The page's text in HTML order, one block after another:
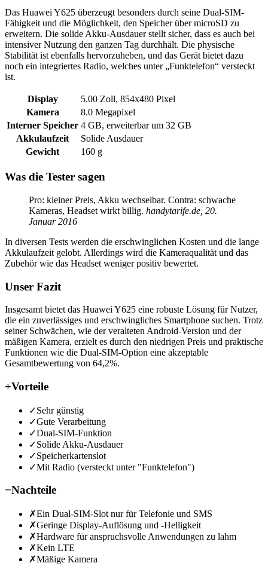
Das Huawei Y625 überzeugt besonders durch seine Dual-SIM-
Fähigkeit und die Möglichkeit, den Speicher über microSD zu
erweitern. Die solide Akku-Ausdauer stellt sicher, dass es auch bei
intensiver Nutzung den ganzen Tag durchhält. Die physische
Stabilität ist ebenfalls hervorzuheben, und das Gerät bietet dazu
noch ein integriertes Radio, welches unter „Funktelefon“ versteckt
ist.
Display
5.00 Zoll, 854x480 Pixel
Kamera
8.0 Megapixel
Interner Speicher 4 GB, erweiterbar um 32 GB
Akkulaufzeit
Solide Ausdauer
Gewicht
160 g
Was die Tester sagen
Pro: kleiner Preis, Akku wechselbar. Contra: schwache
Kameras, Headset wirkt billig. handytarife.de, 20.
Januar 2016
In diversen Tests werden die erschwinglichen Kosten und die lange
Akkulaufzeit gelobt. Allerdings wird die Kameraqualität und das
Zubehör wie das Headset weniger positiv bewertet.
Unser Fazit
Insgesamt bietet das Huawei Y625 eine robuste Lösung für Nutzer,
die ein zuverlässiges und erschwingliches Smartphone suchen. Trotz
seiner Schwächen, wie der veralteten Android-Version und der
mäßigen Kamera, erzielt es durch den niedrigen Preis und praktische
Funktionen wie die Dual-SIM-Option eine akzeptable
Gesamtbewertung von 64,2%.
+Vorteile
✓Sehr günstig
✓Gute Verarbeitung
✓Dual-SIM-Funktion
✓Solide Akku-Ausdauer
✓Speicherkartenslot
✓Mit Radio (versteckt unter "Funktelefon")
−Nachteile
✗Ein Dual-SIM-Slot nur für Telefonie und SMS
✗Geringe Display-Auflösung und -Helligkeit
✗Hardware für anspruchsvolle Anwendungen zu lahm
✗Kein LTE
✗Mäßige Kamera